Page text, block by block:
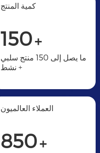
كمية المنتج
150+
ما يصل إلى 150 منتج سلبي
+ نشط
العملاء العالميون
850+